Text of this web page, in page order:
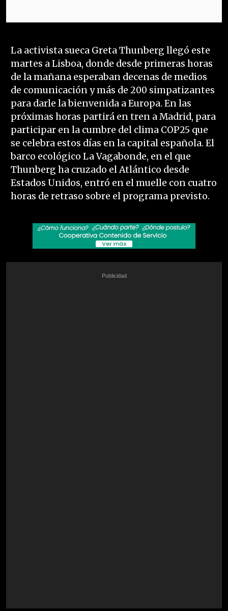
La activista sueca Greta Thunberg llegó este
martes a Lisboa, donde desde primeras horas
de la mañana esperaban decenas de medios
de comunicación y más de 200 simpatizantes
para darle la bienvenida a Europa. En las
próximas horas partirá en tren a Madrid, para
participar en la cumbre del clima COP25 que
se celebra estos días en la capital española. El
barco ecológico La Vagabonde, en el que
Thunberg ha cruzado el Atlántico desde
Estados Unidos, entró en el muelle con cuatro
horas de retraso sobre el programa previsto.